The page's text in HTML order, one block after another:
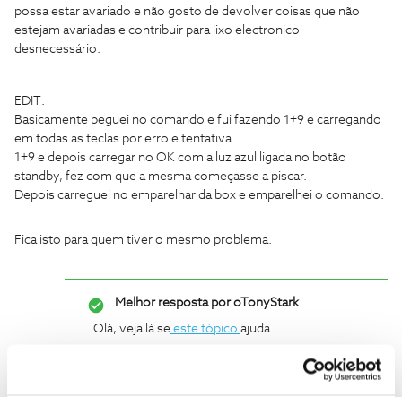
possa estar avariado e não gosto de devolver coisas que não
estejam avariadas e contribuir para lixo electronico
desnecessário.
EDIT:
Basicamente peguei no comando e fui fazendo 1+9 e carregando
em todas as teclas por erro e tentativa.
1+9 e depois carregar no OK com a luz azul ligada no botão
standby, fez com que a mesma começasse a piscar.
Depois carreguei no emparelhar da box e emparelhei o comando.
Fica isto para quem tiver o mesmo problema.
Melhor resposta poroTonyStark
Olá, veja lá se este tópico ajuda.